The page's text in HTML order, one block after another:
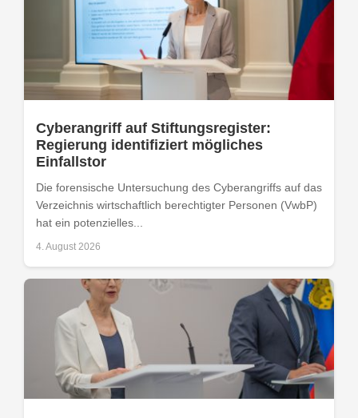
Cyberangriff auf Stiftungsregister:
Regierung identifiziert mögliches
Einfallstor
Die forensische Untersuchung des Cyberangriffs auf das
Verzeichnis wirtschaftlich berechtigter Personen (VwbP)
hat ein potenzielles...
4. August 2026